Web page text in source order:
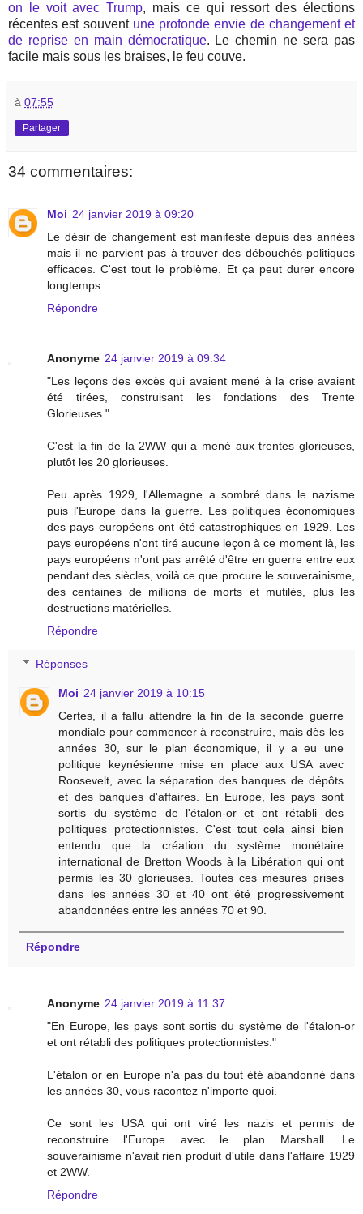
on le voit avec Trump, mais ce qui ressort des élections
récentes est souvent une profonde envie de changement et
de reprise en main démocratique. Le chemin ne sera pas
facile mais sous les braises, le feu couve.
à 07:55
Partager
34 commentaires:
Moi 24 janvier 2019 à 09:20
Le désir de changement est manifeste depuis des années
mais il ne parvient pas à trouver des débouchés politiques
efficaces. C'est tout le problème. Et ça peut durer encore
longtemps....
Répondre
Anonyme 24 janvier 2019 à 09:34
"Les leçons des excès qui avaient mené à la crise avaient
été tirées, construisant les fondations des Trente
Glorieuses."
C'est la fin de la 2WW qui a mené aux trentes glorieuses,
plutôt les 20 glorieuses.
Peu après 1929, l'Allemagne a sombré dans le nazisme
puis l'Europe dans la guerre. Les politiques économiques
des pays européens ont été catastrophiques en 1929. Les
pays européens n'ont tiré aucune leçon à ce moment là, les
pays européens n'ont pas arrêté d'être en guerre entre eux
pendant des siècles, voilà ce que procure le souverainisme,
des centaines de millions de morts et mutilés, plus les
destructions matérielles.
Répondre
Réponses
Moi 24 janvier 2019 à 10:15
Certes, il a fallu attendre la fin de la seconde guerre
mondiale pour commencer à reconstruire, mais dès les
années 30, sur le plan économique, il y a eu une
politique keynésienne mise en place aux USA avec
Roosevelt, avec la séparation des banques de dépôts
et des banques d'affaires. En Europe, les pays sont
sortis du système de l'étalon-or et ont rétabli des
politiques protectionnistes. C'est tout cela ainsi bien
entendu que la création du système monétaire
international de Bretton Woods à la Libération qui ont
permis les 30 glorieuses. Toutes ces mesures prises
dans les années 30 et 40 ont été progressivement
abandonnées entre les années 70 et 90.
Répondre
Anonyme 24 janvier 2019 à 11:37
"En Europe, les pays sont sortis du système de l'étalon-or
et ont rétabli des politiques protectionnistes."
L'étalon or en Europe n'a pas du tout été abandonné dans
les années 30, vous racontez n'importe quoi.
Ce sont les USA qui ont viré les nazis et permis de
reconstruire l'Europe avec le plan Marshall. Le
souverainisme n'avait rien produit d'utile dans l'affaire 1929
et 2WW.
Répondre